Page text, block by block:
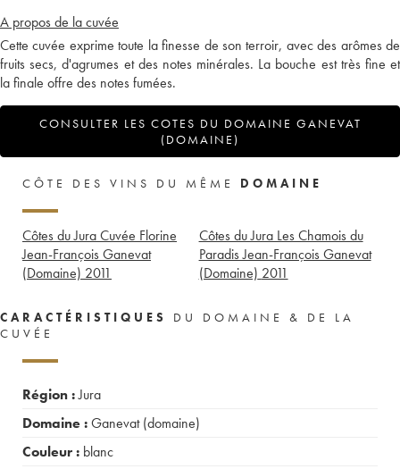
A propos de la cuvée
Cette cuvée exprime toute la finesse de son terroir, avec des arômes de
fruits secs, d'agrumes et des notes minérales. La bouche est très fine et
la finale offre des notes fumées.
CONSULTER LES COTES DU DOMAINE GANEVAT
(DOMAINE)
CÔTE DES VINS DU MÊME DOMAINE
Côtes du Jura Cuvée Florine
Jean-François Ganevat
(Domaine) 2011
Côtes du Jura Les Chamois du
Paradis Jean-François Ganevat
(Domaine) 2011
CARACTÉRISTIQUES
DU DOMAINE & DE LA
CUVÉE
Région :Jura
Domaine :Ganevat (domaine)
Couleur : blanc